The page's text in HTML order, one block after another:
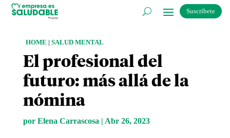
Suscríbete
HOME SALUD MENTAL
El profesional del
futuro: más allá de la
nómina
por Elena Carrascosa | Abr 26, 2023